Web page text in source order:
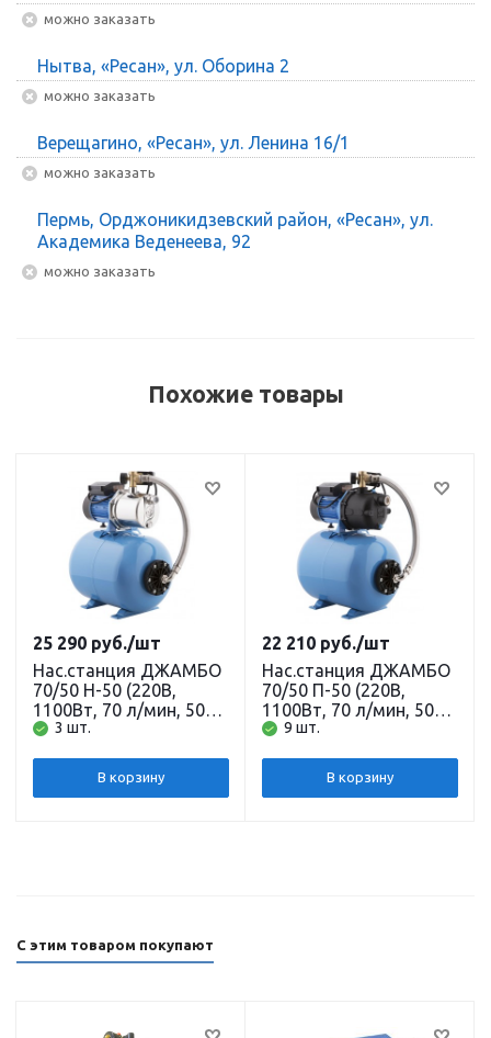
Можно заказать
Нытва, «Ресан», ул. Оборина 2
Можно заказать
Верещагино, «Ресан», ул. Ленина 16/1
Можно заказать
Пермь, Орджоникидзевский район, «Ресан», ул.
Академика Веденеева, 92
Можно заказать
Похожие товары
Нас.станция ДЖАМБО
70/50 Н-50 (220В,
1100Вт, 70 л/мин, 50м,
бак 50 л, глуб. всас. 9м)
ДЖИЛЕКС
3 шт.
25 290 руб./шт
В корзину
Нас.станция ДЖАМБО
70/50 П-50 (220В,
1100Вт, 70 л/мин, 50м,
бак 50 л, глуб. всас. 9м)
ДЖИЛЕКС
9 шт.
22 210 руб./шт
В корзину
С этим товаром покупают